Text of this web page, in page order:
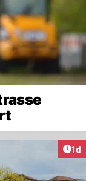
1d